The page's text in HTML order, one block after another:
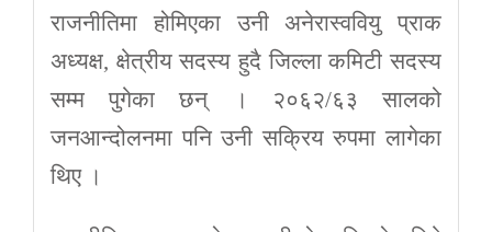
राजनीतिमा होमिएका उनी अनेरास्ववियु प्राक
अध्यक्ष, क्षेत्रीय सदस्य हुदै जिल्ला कमिटी सदस्य
सम्म पुगेका छन् । २०६२/६३ सालको
जनआन्दोलनमा पनि उनी सक्रिय रुपमा लागेका
थिए ।